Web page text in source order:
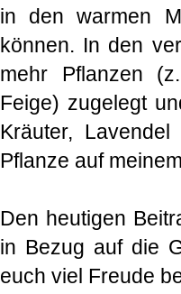
in den warmen
können. In den
mehr Pflanzen
Feige) zugelegt
Kräuter,
Pflanze auf
Den heutigen
in Bezug auf die
euch viel Freude